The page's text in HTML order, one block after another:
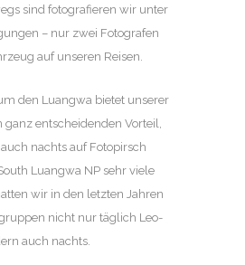
sind fotografieren wir unter
– nur zwei Fotografen
auf unseren Reisen.
den Luangwa bietet unserer
ganz entscheidenden Vorteil,
nachts auf Fotopirsch
Luangwa NP sehr viele
wir in den letzten Jahren
nicht nur täglich Leo-
auch nachts.